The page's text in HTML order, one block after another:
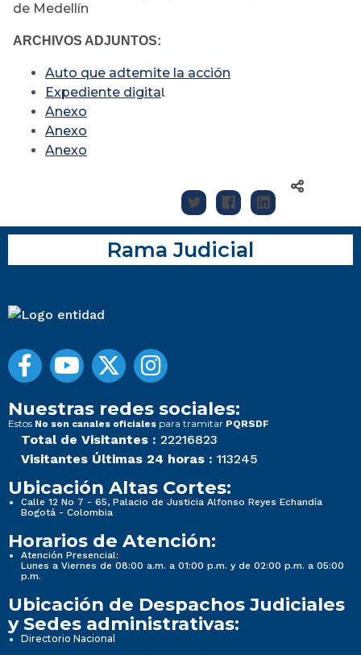
de Medellín
ARCHIVOS ADJUNTOS:
Auto que adtemite la acción
Expediente digital
Anexo
Anexo
Anexo
Rama Judicial
Nuestras redes sociales:
Estos No son canales oficiales para tramitar PQRSDF
Total de Visitantes : 22216823
Visitantes Últimas 24 horas : 113245
Ubicación Altas Cortes:
Calle 12 No 7 - 65, Palacio de Justicia Alfonso Reyes Echandía
Bogotá - Colombia
Horarios de Atención:
Atención Presencial:
Lunes a Viernes de 08:00 a.m. a 01:00 p.m. y de 02:00 p.m. a 05:00
p.m.
Ubicación de Despachos Judiciales
y Sedes administrativas:
Directorio Nacional